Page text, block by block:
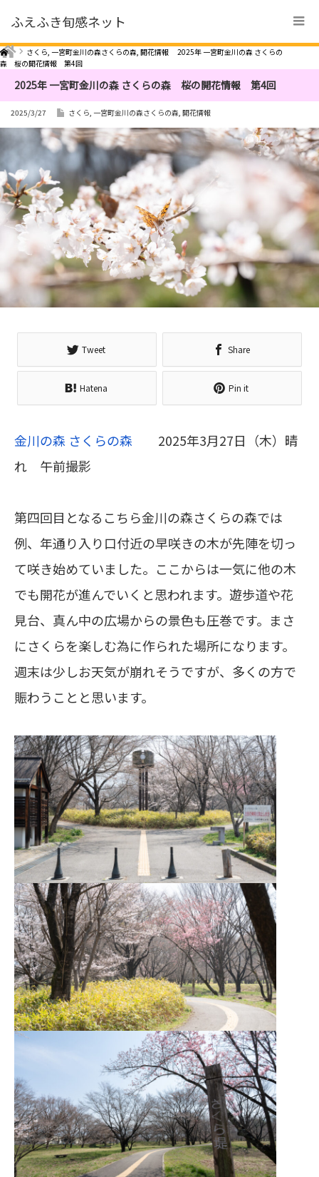
ふえふき旬感ネット
Home さくら, 一宮町金川の森さくらの森, 開花情報
2025年 一宮町金川の森 さくらの
森 桜の開花情報 第4回
2025年 一宮町金川の森 さくらの森 桜の開花情報 第4回
2025/3/27 さくら, 一宮町金川の森さくらの森, 開花情報
Tweet Share
Hatena Pin it
金川の森 さくらの森 2025年3月27日（木）晴
れ 午前撮影
第四回目となるこちら金川の森さくらの森では
例、年通り入り口付近の早咲きの木が先陣を切っ
て咲き始めていました。ここからは一気に他の木
でも開花が進んでいくと思われます。遊歩道や花
見台、真ん中の広場からの景色も圧巻です。まさ
にさくらを楽しむ為に作られた場所になります。
週末は少しお天気が崩れそうですが、多くの方で
賑わうことと思います。